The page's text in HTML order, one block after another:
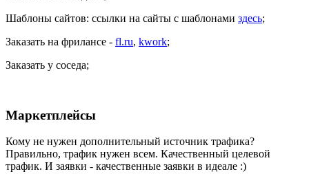
Шаблоны сайтов: ссылки на сайты с шаблонами здесь;
Заказать на фрилансе - fl.ru, kwork;
Заказать у соседа;
Маркетплейсы
Кому не нужен дополнительный источник трафика?
Правильно, трафик нужен всем. Качественный целевой
трафик. И заявки - качественные заявки в идеале :)